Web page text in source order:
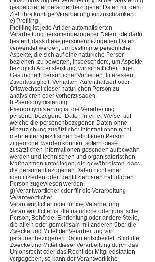
gespeicherter personenbezogener Daten mit dem
Ziel, ihre künftige Verarbeitung einzuschränken.
e) Profiling
Profiling ist jede Art der automatisierten
Verarbeitung personenbezogener Daten, die darin
besteht, dass diese personenbezogenen Daten
verwendet werden, um bestimmte persönliche
Aspekte, die sich auf eine natürliche Person
beziehen, zu bewerten, insbesondere, um Aspekte
bezüglich Arbeitsleistung, wirtschaftlicher Lage,
Gesundheit, persönlicher Vorlieben, Interessen,
Zuverlässigkeit, Verhalten, Aufenthaltsort oder
Ortswechsel dieser natürlichen Person zu
analysieren oder vorherzusagen.
f) Pseudonymisierung
Pseudonymisierung ist die Verarbeitung
personenbezogener Daten in einer Weise, auf
welche die personenbezogenen Daten ohne
Hinzuziehung zusätzlicher Informationen nicht
mehr einer spezifischen betroffenen Person
zugeordnet werden können, sofern diese
zusätzlichen Informationen gesondert aufbewahrt
werden und technischen und organisatorischen
Maßnahmen unterliegen, die gewährleisten, dass
die personenbezogenen Daten nicht einer
identifizierten oder identifizierbaren natürlichen
Person zugewiesen werden.
g) Verantwortlicher oder für die Verarbeitung
Verantwortlicher
Verantwortlicher oder für die Verarbeitung
Verantwortlicher ist die natürliche oder juristische
Person, Behörde, Einrichtung oder andere Stelle,
die allein oder gemeinsam mit anderen über die
Zwecke und Mittel der Verarbeitung von
personenbezogenen Daten entscheidet. Sind die
Zwecke und Mittel dieser Verarbeitung durch das
Unionsrecht oder das Recht der Mitgliedstaaten
vorgegeben, so kann der Verantwortliche